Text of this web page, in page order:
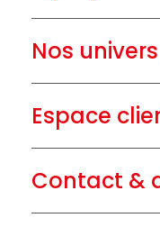
Nos
Espace
Contact &